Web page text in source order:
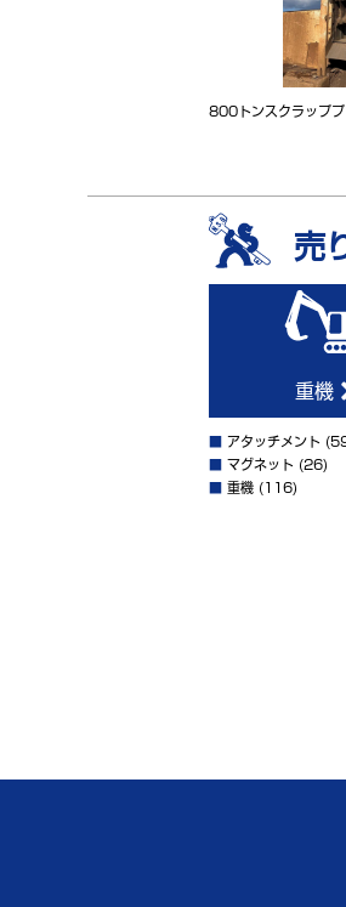
800トンスクラッププ
売
重機
アタッチメント
マグネット (26)
重機 (116)